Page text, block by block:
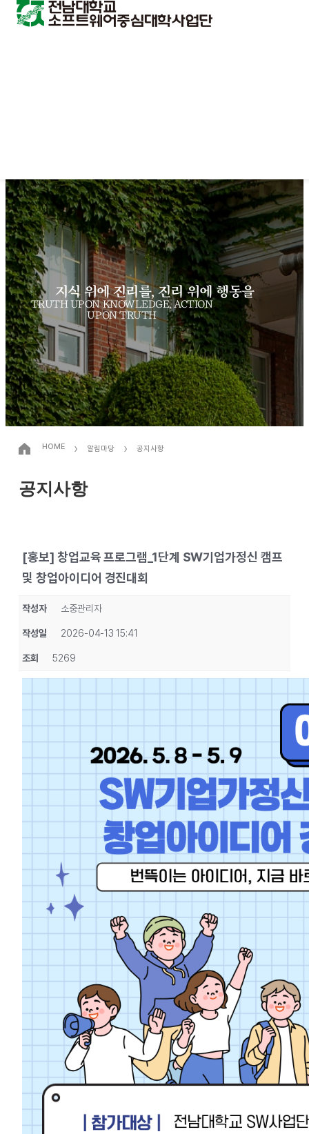
지식 위에 진리를, 진리 위에 행동을
TRUTH UPON KNOWLEDGE, ACTION
UPON TRUTH
HOME › 알림마당 › 공지사항
공지사항
[홍보] 창업교육 프로그램_1단계 SW기업가정신 캠프
및 창업아이디어 경진대회
작성자 소중관리자
작성일 2026-04-13 15:41
조회 5269